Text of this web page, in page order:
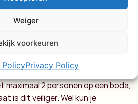
Weiger
voorkeuren
PolicyPrivacy Policy
oeganda?
gaat. Hier in Oeganda zie je soms
op een boda zitten. Dit raad ik nou
niet ervaren bent met het rijden
maximaal 2 personen op een boda,
is dit veiliger. Wel kun je